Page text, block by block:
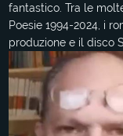
fantastico. Tra le
Poesie 1994-2024, i
produzione e il disco